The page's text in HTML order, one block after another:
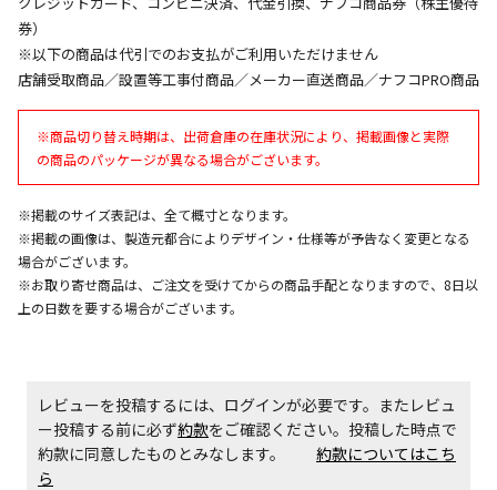
お見積商品です。金額・施工日はお打ち合わせの上、
決定となります。
お見積商品です。金額・施工日はお打ち合わせの上、
決定となります。
エアコンの取付工事が必要な商品です。別途費用が発
生する場合がございます。
券）
※以下の商品は代引でのお支払がご利用いただけません
店舗受取商品／設置等工事付商品／メーカー直送商品／ナフコPRO商品
※商品切り替え時期は、出荷倉庫の在庫状況により、掲載画像と実際
の商品のパッケージが異なる場合がございます。
※掲載のサイズ表記は、全て概寸となります。
※掲載の画像は、製造元都合によりデザイン・仕様等が予告なく変更となる
場合がございます。
※お取り寄せ商品は、ご注文を受けてからの商品手配となりますので、8日以
上の日数を要する場合がございます。
レビューを投稿するには、ログインが必要です。またレビュ
ー投稿する前に必ず約款をご確認ください。投稿した時点で
約款に同意したものとみなします。 約款についてはこち
ら